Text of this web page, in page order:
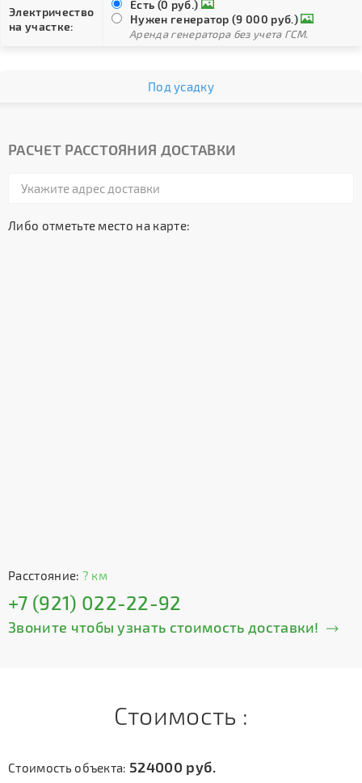
Электричество
на участке:
Есть (0 руб.)
Нужен генератор (9 000 руб.)
Аренда генератора без учета ГСМ.
Под усадку
РАСЧЕТ РАССТОЯНИЯ ДОСТАВКИ
Либо отметьте место на карте:
Расстояние: ? км
+7 (921) 022-22-92
Звоните чтобы узнать стоимость доставки!
Стоимость :
Стоимость объекта: 524000 руб.